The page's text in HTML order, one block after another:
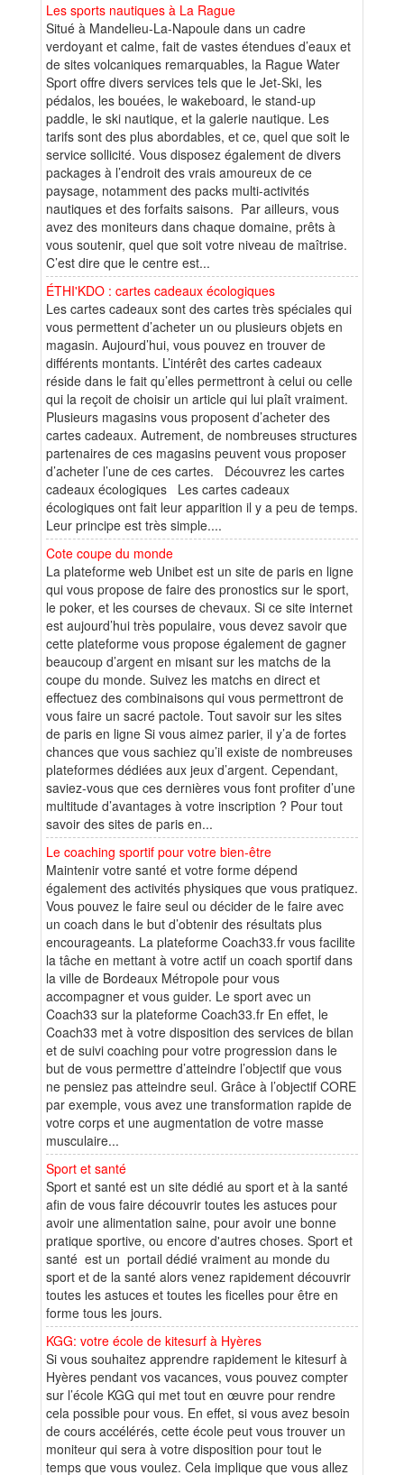
Les sports nautiques à La Rague
Situé à Mandelieu-La-Napoule dans un cadre
verdoyant et calme, fait de vastes étendues d’eaux et
de sites volcaniques remarquables, la Rague Water
Sport offre divers services tels que le Jet-Ski, les
pédalos, les bouées, le wakeboard, le stand-up
paddle, le ski nautique, et la galerie nautique. Les
tarifs sont des plus abordables, et ce, quel que soit le
service sollicité. Vous disposez également de divers
packages à l’endroit des vrais amoureux de ce
paysage, notamment des packs multi-activités
nautiques et des forfaits saisons. Par ailleurs, vous
avez des moniteurs dans chaque domaine, prêts à
vous soutenir, quel que soit votre niveau de maîtrise.
C’est dire que le centre est...
ÉTHI'KDO : cartes cadeaux écologiques
Les cartes cadeaux sont des cartes très spéciales qui
vous permettent d’acheter un ou plusieurs objets en
magasin. Aujourd’hui, vous pouvez en trouver de
différents montants. L’intérêt des cartes cadeaux
réside dans le fait qu’elles permettront à celui ou celle
qui la reçoit de choisir un article qui lui plaît vraiment.
Plusieurs magasins vous proposent d’acheter des
cartes cadeaux. Autrement, de nombreuses structures
partenaires de ces magasins peuvent vous proposer
d’acheter l’une de ces cartes. Découvrez les cartes
cadeaux écologiques Les cartes cadeaux
écologiques ont fait leur apparition il y a peu de temps.
Leur principe est très simple....
Cote coupe du monde
La plateforme web Unibet est un site de paris en ligne
qui vous propose de faire des pronostics sur le sport,
le poker, et les courses de chevaux. Si ce site internet
est aujourd’hui très populaire, vous devez savoir que
cette plateforme vous propose également de gagner
beaucoup d’argent en misant sur les matchs de la
coupe du monde. Suivez les matchs en direct et
effectuez des combinaisons qui vous permettront de
vous faire un sacré pactole. Tout savoir sur les sites
de paris en ligne Si vous aimez parier, il y’a de fortes
chances que vous sachiez qu’il existe de nombreuses
plateformes dédiées aux jeux d’argent. Cependant,
saviez-vous que ces dernières vous font profiter d’une
multitude d’avantages à votre inscription ? Pour tout
savoir des sites de paris en...
Le coaching sportif pour votre bien-être
Maintenir votre santé et votre forme dépend
également des activités physiques que vous pratiquez.
Vous pouvez le faire seul ou décider de le faire avec
un coach dans le but d’obtenir des résultats plus
encourageants. La plateforme Coach33.fr vous facilite
la tâche en mettant à votre actif un coach sportif dans
la ville de Bordeaux Métropole pour vous
accompagner et vous guider. Le sport avec un
Coach33 sur la plateforme Coach33.fr En effet, le
Coach33 met à votre disposition des services de bilan
et de suivi coaching pour votre progression dans le
but de vous permettre d’atteindre l’objectif que vous
ne pensiez pas atteindre seul. Grâce à l’objectif CORE
par exemple, vous avez une transformation rapide de
votre corps et une augmentation de votre masse
musculaire...
Sport et santé
Sport et santé est un site dédié au sport et à la santé
afin de vous faire découvrir toutes les astuces pour
avoir une alimentation saine, pour avoir une bonne
pratique sportive, ou encore d'autres choses. Sport et
santé est un portail dédié vraiment au monde du
sport et de la santé alors venez rapidement découvrir
toutes les astuces et toutes les ficelles pour être en
forme tous les jours.
KGG: votre école de kitesurf à Hyères
Si vous souhaitez apprendre rapidement le kitesurf à
Hyères pendant vos vacances, vous pouvez compter
sur l’école KGG qui met tout en œuvre pour rendre
cela possible pour vous. En effet, si vous avez besoin
de cours accélérés, cette école peut vous trouver un
moniteur qui sera à votre disposition pour tout le
temps que vous voulez. Cela implique que vous allez